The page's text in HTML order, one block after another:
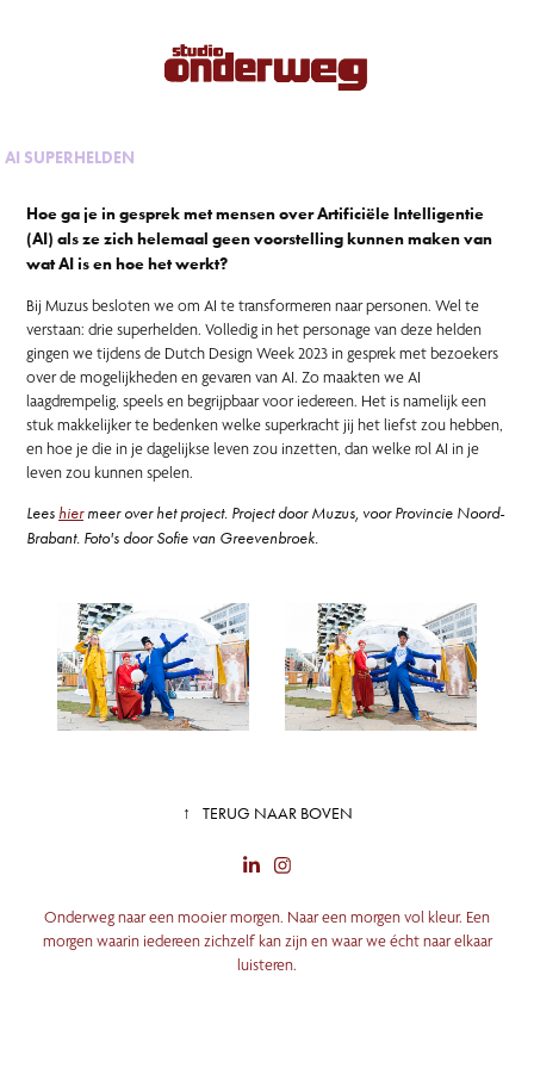
AI SUPERHELDEN
Hoe ga je in gesprek met mensen over Artificiële Intelligentie
(AI) als ze zich helemaal geen voorstelling kunnen maken van
wat AI is en hoe het werkt?
Bij Muzus besloten we om AI te transformeren naar personen. Wel te
verstaan: drie superhelden. Volledig in het personage van deze helden
gingen we tijdens de Dutch Design Week 2023 in gesprek met bezoekers
over de mogelijkheden en gevaren van AI. Zo maakten we AI
laagdrempelig, speels en begrijpbaar voor iedereen. Het is namelijk een
stuk makkelijker te bedenken welke superkracht jij het liefst zou hebben,
en hoe je die in je dagelijkse leven zou inzetten, dan welke rol AI in je
leven zou kunnen spelen.
Lees hiermeer over het project. Project door Muzus, voor Provincie Noord-
Brabant. Foto's door Sofie van Greevenbroek.
↑ TERUG NAAR BOVEN
Onderweg naar een mooier morgen. Naar een morgen vol kleur. Een
morgen waarin iedereen zichzelf kan zijn en waar we écht naar elkaar
luisteren.